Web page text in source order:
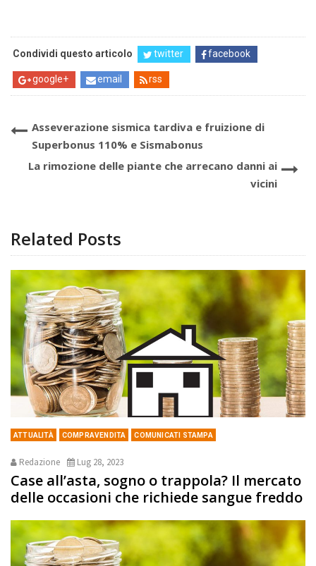
Condividi questo articolo twitter facebook
google+ email rss
Asseverazione sismica tardiva e fruizione di
Superbonus 110% e Sismabonus
La rimozione delle piante che arrecano danni ai
vicini
Related Posts
ATTUALITÀ COMPRAVENDITA COMUNICATI STAMPA
Redazione Lug 28, 2023
Case all’asta, sogno o trappola? Il mercato
delle occasioni che richiede sangue freddo